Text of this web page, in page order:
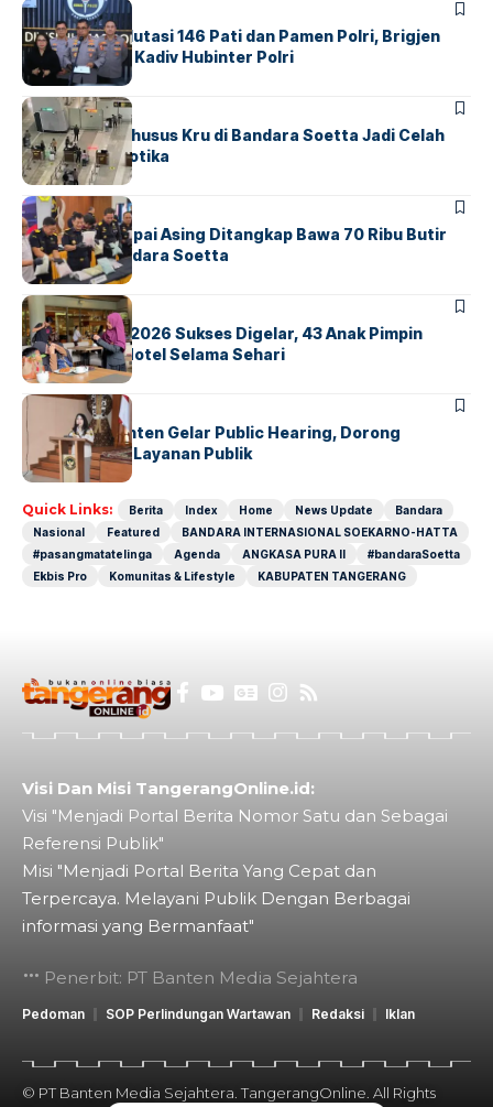
BERITA
Mabes Polri Mutasi 146 Pati dan Pamen Polri, Brigjen
Untung Jabat Kadiv Hubinter Polri
BANDARABERITA
Ketika Jalur Khusus Kru di Bandara Soetta Jadi Celah
Sindikat Narkotika
BANDARA BERITA
Kopilot Maskapai Asing Ditangkap Bawa 70 Ribu Butir
Ekstasi di Bandara Soetta
BERITAINDEX
GM For A Day 2026 Sukses Digelar, 43 Anak Pimpin
Operasional Hotel Selama Sehari
BANDARA BERITA
Karantina Banten Gelar Public Hearing, Dorong
Transparansi Layanan Publik
Quick Links: Berita Index Home News Update
Bandara
Nasional
Featured
BANDARA INTERNASIONAL SOEKARNO-HATTA
#pasangmatatelinga
Agenda ANGKASA PURA II
#bandaraSoetta
Ekbis Pro
Komunitas & Lifestyle KABUPATEN TANGERANG
Visi Dan Misi TangerangOnline.id:
Visi "Menjadi Portal Berita Nomor Satu dan Sebagai
Referensi Publik"
Misi "Menjadi Portal Berita Yang Cepat dan
Terpercaya. Melayani Publik Dengan Berbagai
informasi yang Bermanfaat"
Penerbit: PT Banten Media Sejahtera
Pedoman SOP Perlindungan Wartawan Redaksi Iklan
© PT Banten Media Sejahtera. TangerangOnline. All Rights